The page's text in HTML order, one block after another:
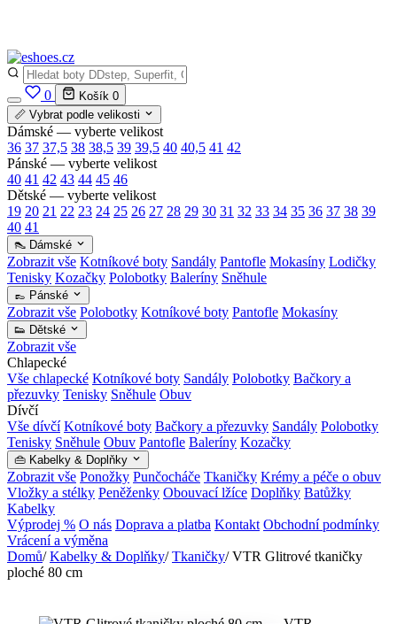
0 Košík 0
📏 Vybrat podle velikosti
Dámské — vyberte velikost
36 37 37,5 38 38,5 39 39,5 40 40,5 41 42
Pánské — vyberte velikost
40 41 42 43 44 45 46
Dětské — vyberte velikost
19 20 21 22 23 24 25 26 27 28 29 30 31 32 33 34 35 36 37 38 39
40 41
👠 Dámské
Zobrazit vše Kotníkové boty Sandály Pantofle Mokasíny Lodičky
Tenisky Kozačky Polobotky Baleríny Sněhule
👞 Pánské
Zobrazit vše Polobotky Kotníkové boty Pantofle Mokasíny
👟 Dětské
Zobrazit vše
Chlapecké
Vše chlapecké Kotníkové boty Sandály Polobotky Bačkory a
přezuvky Tenisky Sněhule Obuv
Dívčí
Vše dívčí Kotníkové boty Bačkory a přezuvky Sandály Polobotky
Tenisky Sněhule Obuv Pantofle Baleríny Kozačky
👜 Kabelky & Doplňky
Zobrazit vše Ponožky Punčocháče Tkaničky Krémy a péče o obuv
Vložky a stélky Peněženky Obouvací lžíce Doplňky Batůžky
Kabelky
Výprodej % O nás Doprava a platba Kontakt Obchodní podmínky
Vrácení a výměna
Domů/ Kabelky & Doplňky/ Tkaničky/ VTR Glitrové tkaničky
ploché 80 cm